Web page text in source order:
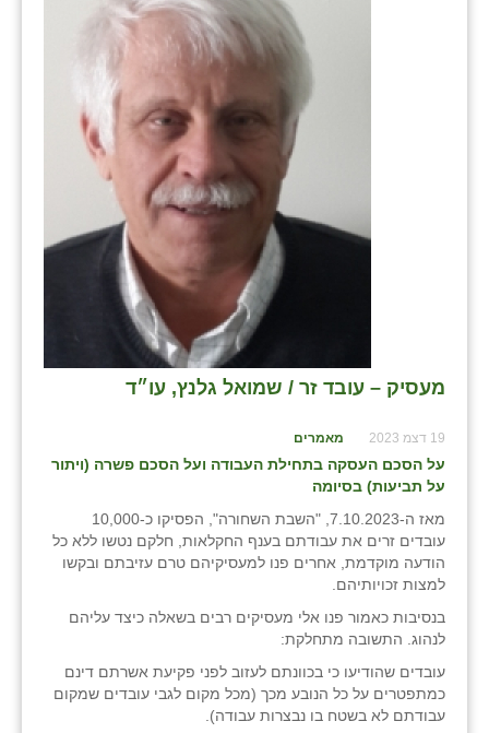
מעסיק – עובד זר / שמואל גלנץ, עו״ד
19 דצמ 2023 מאמרים
על הסכם העסקה בתחילת העבודה ועל הסכם פשרה (ויתור
על תביעות) בסיומה
מאז ה-7.10.2023, "השבת השחורה", הפסיקו כ-10,000
עובדים זרים את עבודתם בענף החקלאות, חלקם נטשו ללא כל
הודעה מוקדמת, אחרים פנו למעסיקיהם טרם עזיבתם ובקשו
למצות זכויותיהם.
בנסיבות כאמור פנו אלי מעסיקים רבים בשאלה כיצד עליהם
לנהוג. התשובה מתחלקת:
עובדים שהודיעו כי בכוונתם לעזוב לפני פקיעת אשרתם דינם
כמתפטרים על כל הנובע מכך (מכל מקום לגבי עובדים שמקום
עבודתם לא בשטח בו נבצרות עבודה).